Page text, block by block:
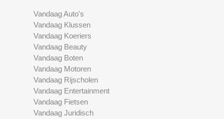
Vandaag Auto's
Vandaag Klussen
Vandaag Koeriers
Vandaag Beauty
Vandaag Boten
Vandaag Motoren
Vandaag Rijscholen
Vandaag Entertainment
Vandaag Fietsen
Vandaag Juridisch